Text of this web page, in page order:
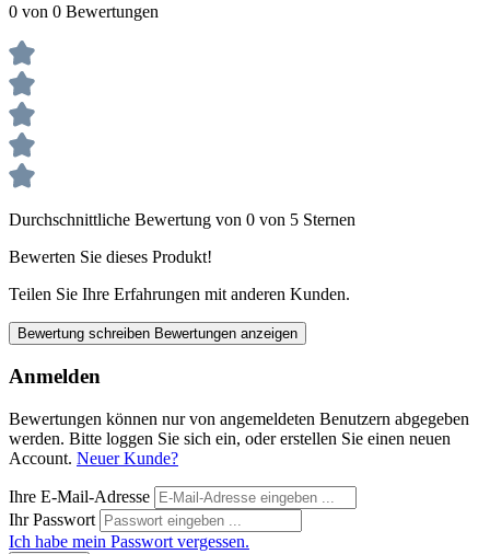
0 von 0 Bewertungen
Durchschnittliche Bewertung von 0 von 5 Sternen
Bewerten Sie dieses Produkt!
Teilen Sie Ihre Erfahrungen mit anderen Kunden.
Bewertung schreiben Bewertungen anzeigen
Anmelden
Bewertungen können nur von angemeldeten Benutzern abgegeben
werden. Bitte loggen Sie sich ein, oder erstellen Sie einen neuen
Account. Neuer Kunde?
Ihre E-Mail-Adresse
Ihr Passwort
Ich habe mein Passwort vergessen.